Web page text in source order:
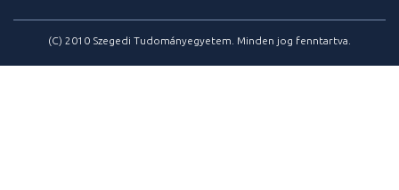
(C) 2010 Szegedi Tudományegyetem. Minden jog fenntartva.